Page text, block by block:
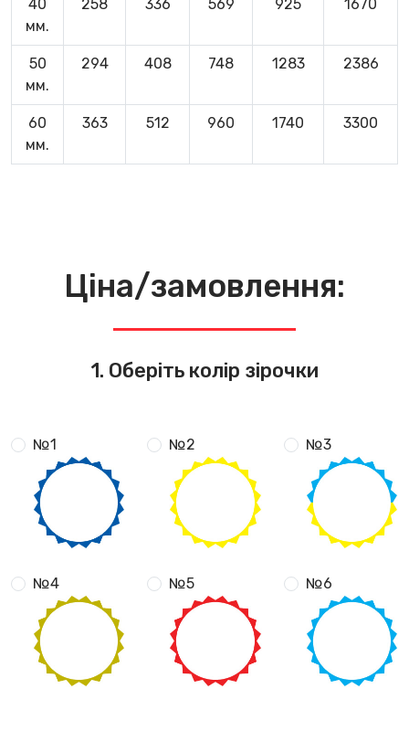
40
мм.
258 336 569 925 1670
50
мм.
294 408 748 1283 2386
60
мм.
363 512 960 1740 3300
Ціна/замовлення:
1. Оберіть колір зірочки
№1 №2 №3
№4 №5 №6